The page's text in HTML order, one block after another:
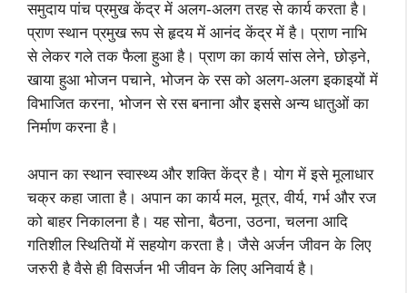
समुदाय पांच प्रमुख केंद्र में अलग-अलग तरह से कार्य करता है।
प्राण स्थान प्रमुख रूप से हृदय में आनंद केंद्र में है। प्राण नाभि
से लेकर गले तक फैला हुआ है। प्राण का कार्य सांस लेने, छोड़ने,
खाया हुआ भोजन पचाने, भोजन के रस को अलग-अलग इकाइयों में
विभाजित करना, भोजन से रस बनाना और इससे अन्य धातुओं का
निर्माण करना है।
अपान का स्थान स्वास्थ्य और शक्ति केंद्र है। योग में इसे मूलाधार
चक्र कहा जाता है। अपान का कार्य मल, मूत्र, वीर्य, गर्भ और रज
को बाहर निकालना है। यह सोना, बैठना, उठना, चलना आदि
गतिशील स्थितियोंमें सहयोग करता है। जैसे अर्जन जीवन के लिए
जरुरी है वैसे ही विसर्जन भी जीवन के लिए अनिवार्य है।